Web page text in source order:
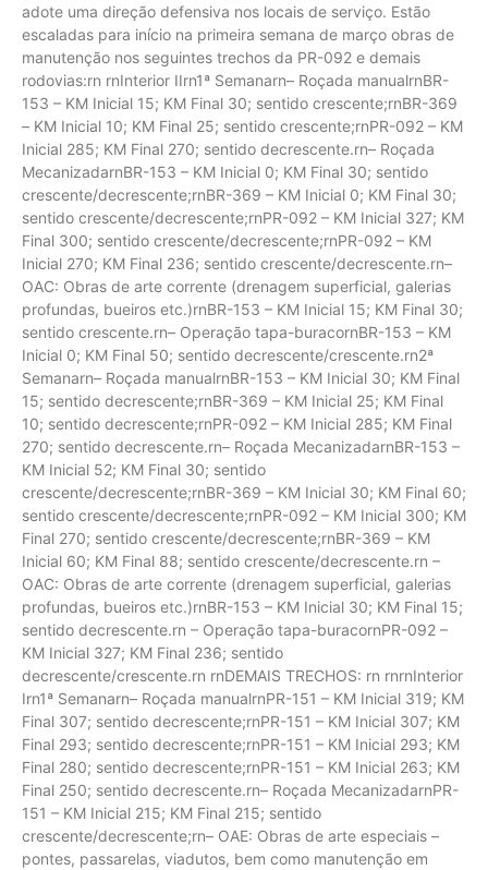
adote uma direção defensiva nos locais de serviço. Estão
escaladas para início na primeira semana de março obras de
manutenção nos seguintes trechos da PR-092 e demais
rodovias:rn rnInterior IIrn1ª Semanarn– Roçada manualrnBR-
153 – KM Inicial 15; KM Final 30; sentido crescente;rnBR-369
– KM Inicial 10; KM Final 25; sentido crescente;rnPR-092 – KM
Inicial 285; KM Final 270; sentido decrescente.rn– Roçada
MecanizadarnBR-153 – KM Inicial 0; KM Final 30; sentido
crescente/decrescente;rnBR-369 – KM Inicial 0; KM Final 30;
sentido crescente/decrescente;rnPR-092 – KM Inicial 327; KM
Final 300; sentido crescente/decrescente;rnPR-092 – KM
Inicial 270; KM Final 236; sentido crescente/decrescente.rn–
OAC: Obras de arte corrente (drenagem superficial, galerias
profundas, bueiros etc.)rnBR-153 – KM Inicial 15; KM Final 30;
sentido crescente.rn– Operação tapa-buracornBR-153 – KM
Inicial 0; KM Final 50; sentido decrescente/crescente.rn2ª
Semanarn– Roçada manualrnBR-153 – KM Inicial 30; KM Final
15; sentido decrescente;rnBR-369 – KM Inicial 25; KM Final
10; sentido decrescente;rnPR-092 – KM Inicial 285; KM Final
270; sentido decrescente.rn– Roçada MecanizadarnBR-153 –
KM Inicial 52; KM Final 30; sentido
crescente/decrescente;rnBR-369 – KM Inicial 30; KM Final 60;
sentido crescente/decrescente;rnPR-092 – KM Inicial 300; KM
Final 270; sentido crescente/decrescente;rnBR-369 – KM
Inicial 60; KM Final 88; sentido crescente/decrescente.rn –
OAC: Obras de arte corrente (drenagem superficial, galerias
profundas, bueiros etc.)rnBR-153 – KM Inicial 30; KM Final 15;
sentido decrescente.rn – Operação tapa-buracornPR-092 –
KM Inicial 327; KM Final 236; sentido
decrescente/crescente.rn rnDEMAIS TRECHOS: rn rnrnInterior
Irn1ª Semanarn– Roçada manualrnPR-151 – KM Inicial 319; KM
Final 307; sentido decrescente;rnPR-151 – KM Inicial 307; KM
Final 293; sentido decrescente;rnPR-151 – KM Inicial 293; KM
Final 280; sentido decrescente;rnPR-151 – KM Inicial 263; KM
Final 250; sentido decrescente.rn– Roçada MecanizadarnPR-
151 – KM Inicial 215; KM Final 215; sentido
crescente/decrescente;rn– OAE: Obras de arte especiais –
pontes, passarelas, viadutos, bem como manutenção em